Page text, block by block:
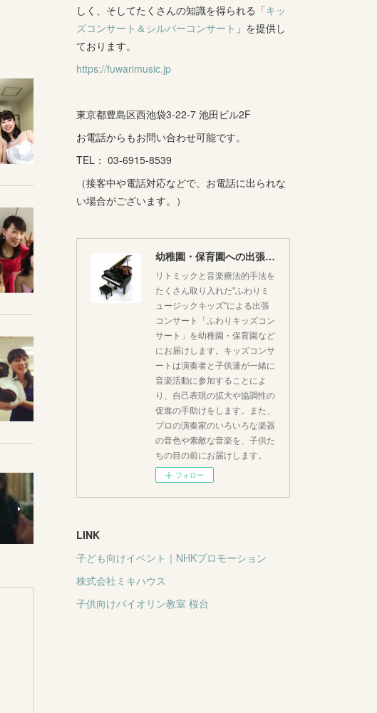
(10
(2 )
(3)
(3 )
しく、そしてたくさんの知識を得られる「キッ
ズコンサート＆シルバーコンサート 」を提供し
ております。
https://fuwarimusic.jp
東京都豊島区西池袋3-22-7 池田ビル2F
お電話からもお問い合わせ可能です。
TEL： 03-6915-8539
（接客中や電話対応などで、お電話に出られな
い場合がございます。）
幼稚園・保育園への出張コンサートはいかがですか♪
リトミックと音楽療法的手法を
たくさん取り入れた"ふわりミ
ュージックキッズ"による出張
コンサート「ふわりキッズコン
サート」を幼稚園・保育園など
にお届けします。キッズコンサ
ートは演奏者と子供達が一緒に
音楽活動に参加することによ
り、自己表現の拡大や協調性の
促進の手助けをします。また、
プロの演奏家のいろいろな楽器
の音色や素敵な音楽を、子供た
ちの目の前にお届けします。
フォロー
LINK
子ども向けイベント｜NHKプロモーション
株式会社ミキハウス
子供向けバイオリン教室 桜台